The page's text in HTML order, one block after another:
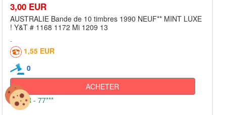
3,00 EUR
AUSTRALIE Bande de 10 timbres 1990 NEUF** MINT LUXE
! Y&T # 1168 1172 Mi 1209 13
1,55 EUR
0
ACHETER
FR - 77***